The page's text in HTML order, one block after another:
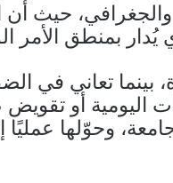
والجغرافي، حيث
بمنطق الأمر
تعاني في
اليومية أو تقويض
وحوّلها عمليًا